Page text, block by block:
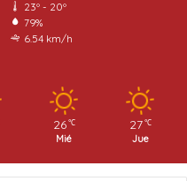
23º - 20º
79%
6.54 km/h
26 ℃
Mié
27 ℃
Jue